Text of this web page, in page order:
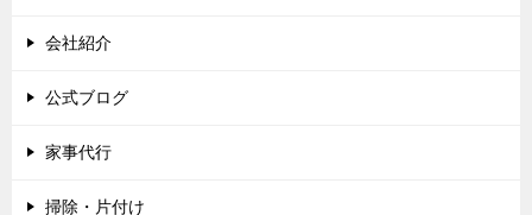
会社紹介
公式ブログ
家事代行
掃除・片付け